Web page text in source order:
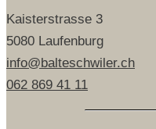
Kaisterstrasse 3
5080 Laufenburg
info@balteschwiler.ch
062 869 41 11